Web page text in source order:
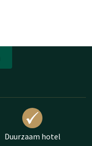
Duurzaam hotel